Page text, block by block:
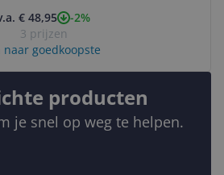
€ 48,95
-2%
3 prijzen
naar goedkoopste
producten
je snel op weg te helpen.